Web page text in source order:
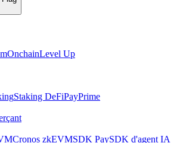
OnchainLevel Up
Staking DeFiPayPrime
Cronos zkEVMSDK PaySDK d'agent IA